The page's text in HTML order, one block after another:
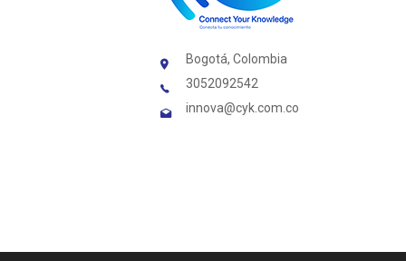
Bogotá, Colombia
3052092542
innova@cyk.com.co